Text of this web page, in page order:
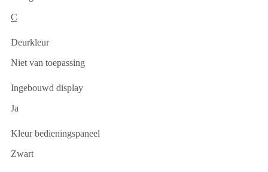
C
Deurkleur
Niet van toepassing
Ingebouwd display
Ja
Kleur bedieningspaneel
Zwart